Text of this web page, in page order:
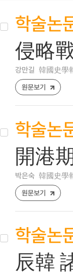
학술논
侵略
강만길 韓國史學
원문보기
학술논
開港
박은숙 韓國史學
원문보기
학술논
辰韓